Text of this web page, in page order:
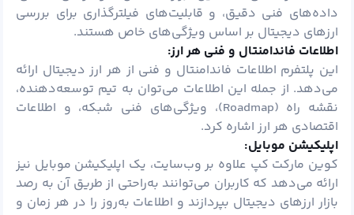
داده‌های فنی دقیق، و قابلیت‌های فیلترگذاری برای بررسی
ارزهای دیجیتال بر اساس ویژگی‌های خاص هستند.
اطلاعات فاندامنتال و فنی هر ارز:
این پلتفرم اطلاعات فاندامنتال و فنی از هر ارز دیجیتال ارائه
می‌دهد. از جمله این اطلاعات می‌توان به تیم توسعه‌دهنده،
نقشه راه (Roadmap)، ویژگی‌های فنی شبکه، و اطلاعات
اقتصادی هر ارز اشاره کرد.
اپلیکیشن موبایل:
کوین مارکت کپ علاوه بر وب‌سایت، یک اپلیکیشن موبایل نیز
ارائه می‌دهد که کاربران می‌توانند به‌راحتی از طریق آن به رصد
بازار ارزهای دیجیتال بپردازند و اطلاعات به‌روز را در هر زمان و